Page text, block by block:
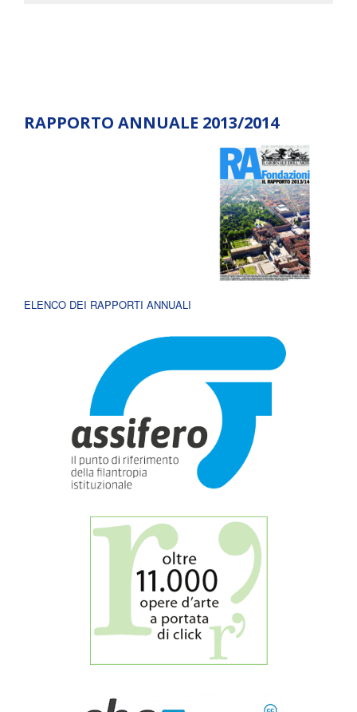
RAPPORTO ANNUALE 2013/2014
ELENCO DEI RAPPORTI ANNUALI